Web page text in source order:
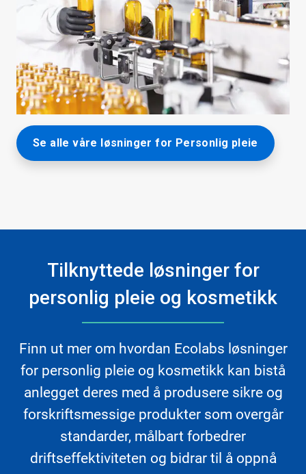
Se alle våre løsninger for Personlig pleie
Tilknyttede løsninger for
personlig pleie og kosmetikk
Finn ut mer om hvordan Ecolabs løsninger
for personlig pleie og kosmetikk kan bistå
anlegget deres med å produsere sikre og
forskriftsmessige produkter som overgår
standarder, målbart forbedrer
driftseffektiviteten og bidrar til å oppnå